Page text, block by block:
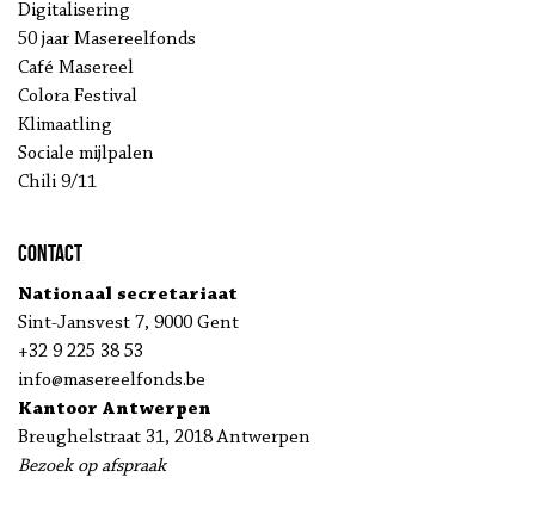
Digitalisering
50 jaar Masereelfonds
Café Masereel
Colora Festival
Klimaatling
Sociale mijlpalen
Chili 9/11
Contact
Nationaal secretariaat
Sint-Jansvest 7, 9000 Gent
+32 9 225 38 53
info@masereelfonds.be
Kantoor Antwerpen
Breughelstraat 31, 2018 Antwerpen
Bezoek op afspraak